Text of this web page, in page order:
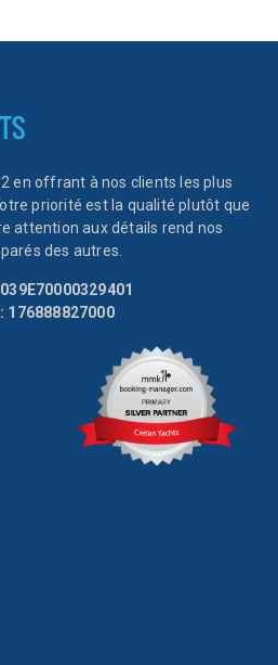
en offrant à nos clients les plus
priorité est la qualité plutôt que
attention aux détails rend nos
des autres.
176888827000